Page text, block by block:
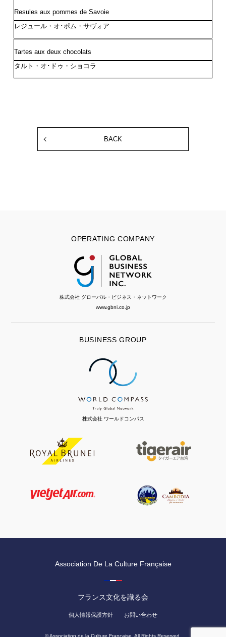
Resules aux pommes de Savoie
レジュール・オ･ポム・サヴォア
Tartes aux deux chocolats
タルト・オ･ドゥ・ショコラ
BACK
OPERATING COMPANY
株式会社 グローバル・ビジネス・ネットワーク
www.gbni.co.jp
BUSINESS GROUP
株式会社 ワールドコンパス
Association De La Culture Française
フランス文化を識る会
個人情報保護方針 お問い合わせ
© Association de la Culture Française. All Rights Reserved.